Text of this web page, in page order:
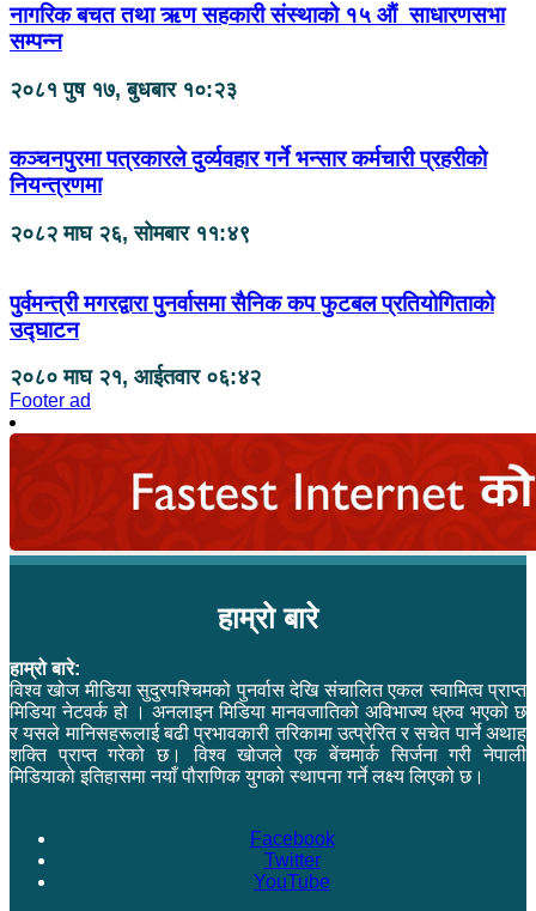
नागरिक बचत तथा ऋण सहकारी संस्थाको १५ औं साधारणसभा
सम्पन्न
२०८१ पुष १७, बुधबार १०:२३
कञ्चनपुरमा पत्रकारले दुर्व्यवहार गर्ने भन्सार कर्मचारी प्रहरीको
नियन्त्रणमा
२०८२ माघ २६, सोमबार ११:४९
पुर्वमन्त्री मगरद्वारा पुनर्वासमा सैनिक कप फुटबल प्रतियोगिताको
उद्घाटन
२०८० माघ २१, आईतवार ०६:४२
Footer ad
हाम्रो बारे
हाम्रो बारे:
विश्व खोज मीडिया सुदुरपश्चिमको पुनर्वास देखि संचालित एकल स्वामित्व प्राप्त
मिडिया नेटवर्क हो । अनलाइन मिडिया मानवजातिको अविभाज्य ध्रुव भएको छ
र यसले मानिसहरूलाई बढी प्रभावकारी तरिकामा उत्प्रेरित र सचेत पार्ने अथाह
शक्ति प्राप्त गरेको छ। विश्व खोजले एक बेंचमार्क सिर्जना गरी नेपाली
मिडियाको इतिहासमा नयाँ पौराणिक युगको स्थापना गर्ने लक्ष्य लिएको छ।
Facebook
Twitter
YouTube